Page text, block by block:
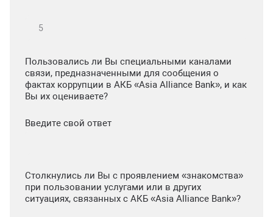
Пользовались ли Вы специальными каналами
связи, предназначенными для сообщения о
фактах коррупции в АКБ «Asia Alliance Bank», и как
Вы их оцениваете?
Введите свой ответ
Столкнулись ли Вы с проявлением «знакомства»
при пользовании услугами или в других
ситуациях, связанных с АКБ «Asia Alliance Bank»?